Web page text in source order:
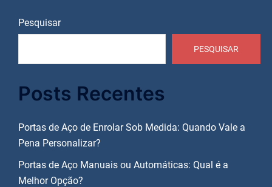
Pesquisar
PESQUISAR
Posts Recentes
Portas de Aço de Enrolar Sob Medida: Quando Vale a
Pena Personalizar?
Portas de Aço Manuais ou Automáticas: Qual é a
Melhor Opção?